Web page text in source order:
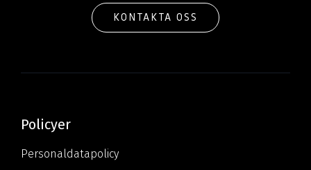
KONTAKTA OSS
Policyer
Personaldatapolicy